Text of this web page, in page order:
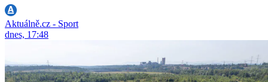
Aktuálně.cz - Sport
dnes, 17:48